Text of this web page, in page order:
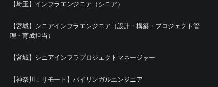
【埼玉】インフラエンジニア（シニア）
【宮城】シニアインフラエンジニア（設計・構築・プロジェクト管
理・育成担当）
【宮城】シニアインフラプロジェクトマネージャー
【神奈川：リモート】バイリンガルエンジニア